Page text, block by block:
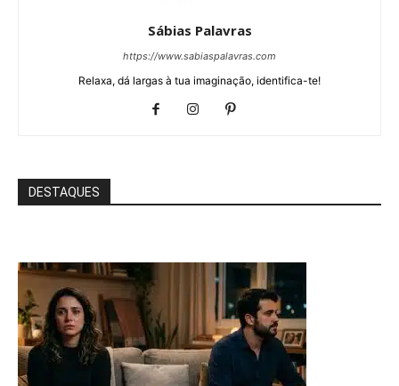
Sábias Palavras
https://www.sabiaspalavras.com
Relaxa, dá largas à tua imaginação, identifica-te!
DESTAQUES